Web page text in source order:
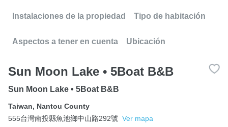
Instalaciones de la propiedad Tipo de habitación
Aspectos a tener en cuenta Ubicación
Sun Moon Lake • 5Boat B&B
Sun Moon Lake • 5Boat B&B
Taiwan, Nantou County
555台灣南投縣魚池鄉中山路292號 Ver mapa